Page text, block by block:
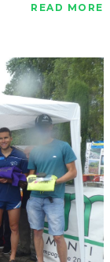
READ MORE